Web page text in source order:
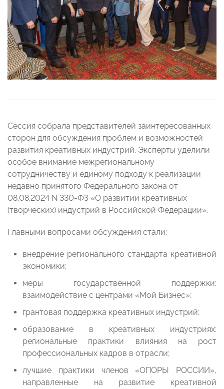
Сессия собрала представителей заинтересованных
сторон для обсуждения проблем и возможностей
развития креативных индустрий. Эксперты уделили
особое внимание межрегиональному
сотрудничеству и единому подходу к реализации
недавно принятого Федерального закона от
08.08.2024 N 330-ФЗ «О развитии креативных
(творческих) индустрий в Российской Федерации».
Главными вопросами обсуждения стали:
внедрение регионального стандарта креативной
экономики;
меры государственной поддержки:
взаимодействие с центрами «Мой Бизнес»;
грантовая поддержка креативных индустрий;
образование в креативных индустриях:
региональные практики влияния на рост
профессиональных кадров в отрасли;
лучшие практики членов «ОПОРЫ РОССИИ»,
направленные на развитие креативной